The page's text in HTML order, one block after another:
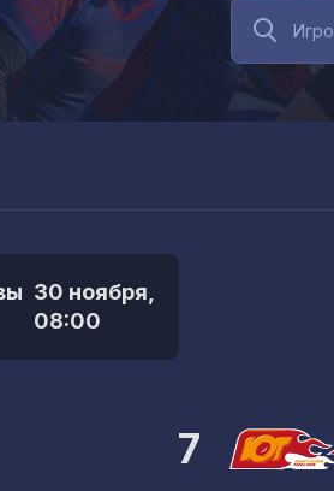
30 ноября,
08:00
7